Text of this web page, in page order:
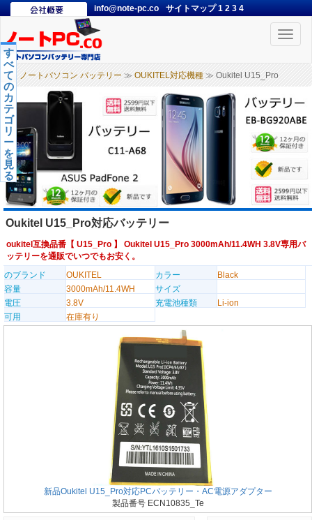
info@note-pc.co サイトマップ1 2 3 4
Toggle
ノートパソコン バッテリー ≫ OUKITEL対応機種 ≫ Oukitel U15_Pro
す
べ
て
の
カ
テ
ゴ
リ
ー
を
見
る
Oukitel U15_Pro対応バッテリー
oukitel互換品番【 U15_Pro 】 Oukitel U15_Pro 3000mAh/11.4WH 3.8V専用バ
ッテリーを通販でいつでもお安く。
のブランド
OUKITEL カラー
Black
容量
3000mAh/11.4WH
サイズ
電圧
3.8V 充電池種類
Li-ion
可用
在庫有り
新品Oukitel U15_Pro対応PCバッテリー・AC電源アダプター
製品番号 ECN10835_Te